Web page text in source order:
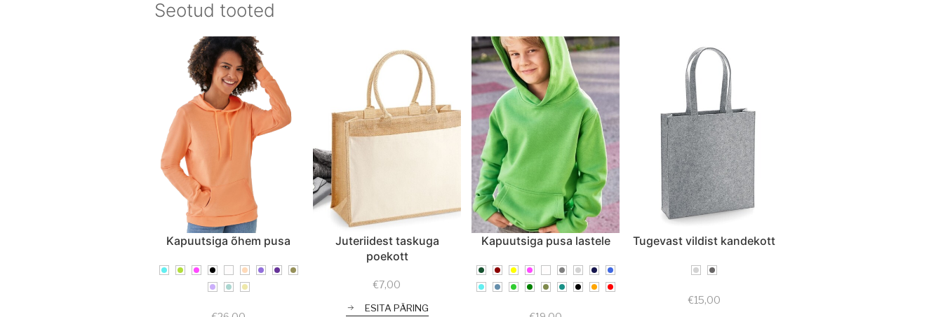
Seotud tooted
Kapuutsiga õhem pusa
Juteriidest taskuga
poekott
€7,00
ESITA PÄRING
Kapuutsiga pusa lastele Tugevast vildist kandekott
€15,00